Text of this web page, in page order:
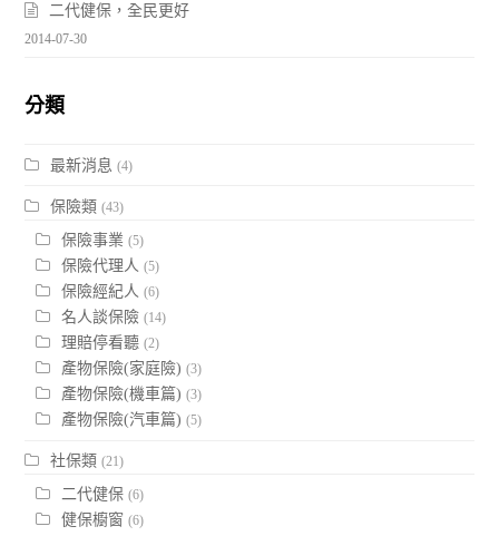
二代健保，全民更好
2014-07-30
分類
最新消息 (4)
保險類 (43)
保險事業 (5)
保險代理人 (5)
保險經紀人 (6)
名人談保險 (14)
理賠停看聽 (2)
產物保險(家庭險) (3)
產物保險(機車篇) (3)
產物保險(汽車篇) (5)
社保類 (21)
二代健保 (6)
健保櫥窗 (6)